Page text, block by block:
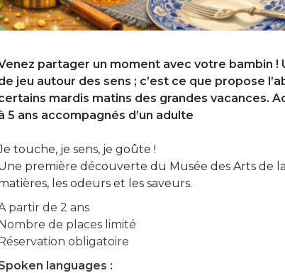
partager un moment avec votre bambin
jeu autour des sens ; c’est ce que propose
mardis matins des grandes vacances.
5 ans accompagnés d’un adulte
touche, je sens, je goûte !
première découverte du Musée des Arts de
les odeurs et les saveurs.
partir de 2 ans
de places limité
obligatoire
languages :